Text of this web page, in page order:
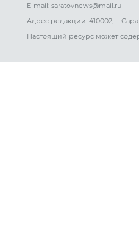
E-mail: saratovnews@mail.ru
Адрес редакции: 410002, г.
Настоящий ресурс может